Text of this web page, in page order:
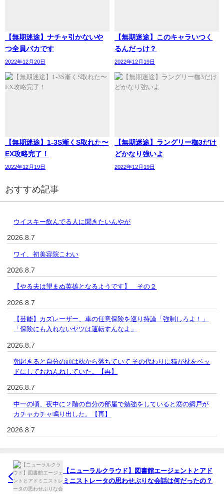
【無期迷途】ナチャ引かないや
つ全員バカです
2022年12月20日
【無期迷途】このキャラいつく
るんだっけ？
2022年12月19日
【無期迷途】1-3S漸くS取れた〜
EX攻略完了！
2022年12月19日
【無期迷途】ラングリー枷3だけ
どかなり強いよ
2022年12月19日
おすすめ記事
ウイスキー飲んでる人に聞きたいんやが
2026.8.7
ワイ、初美容院こわい
2026.8.7
【やる夫は望まぬ英雄となるようです】 その２
2026.8.7
【芸能】カズレーザー、車の任意保険を巡り持論「強制しろよ！」
「保険にも入れないヤツは運転すんなよ」
2026.8.7
朝起きると自分の頭は枕から落ちていて その代わりに猫が枕をベッ
ドにしておねんねしていた。【再】
2026.8.7
中一の頃、夜中に２階の自分の部屋で勉強をしていると窓の網戸が
カチャカチャ鳴り出した。【再】
2026.8.7
【ニューラルクラウド】図書館エージェントとアド
ミニストレータの思わせぶりな会話は何だったの？